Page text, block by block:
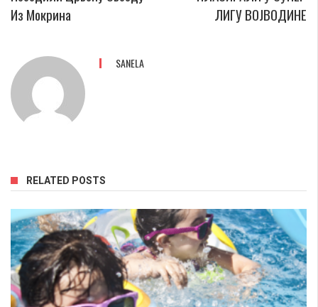
Из Мокрина
ЛИГУ ВОЈВОДИНЕ
SANELA
RELATED POSTS